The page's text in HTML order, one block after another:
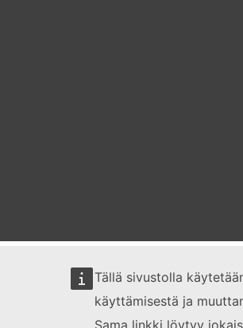
Tällä sivustolla
käyttämisestä ja
Sama linkki löytyy